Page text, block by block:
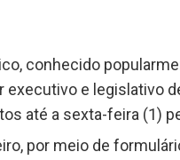
conhecido
e legislativo
até a sexta-feira (1)
por meio de